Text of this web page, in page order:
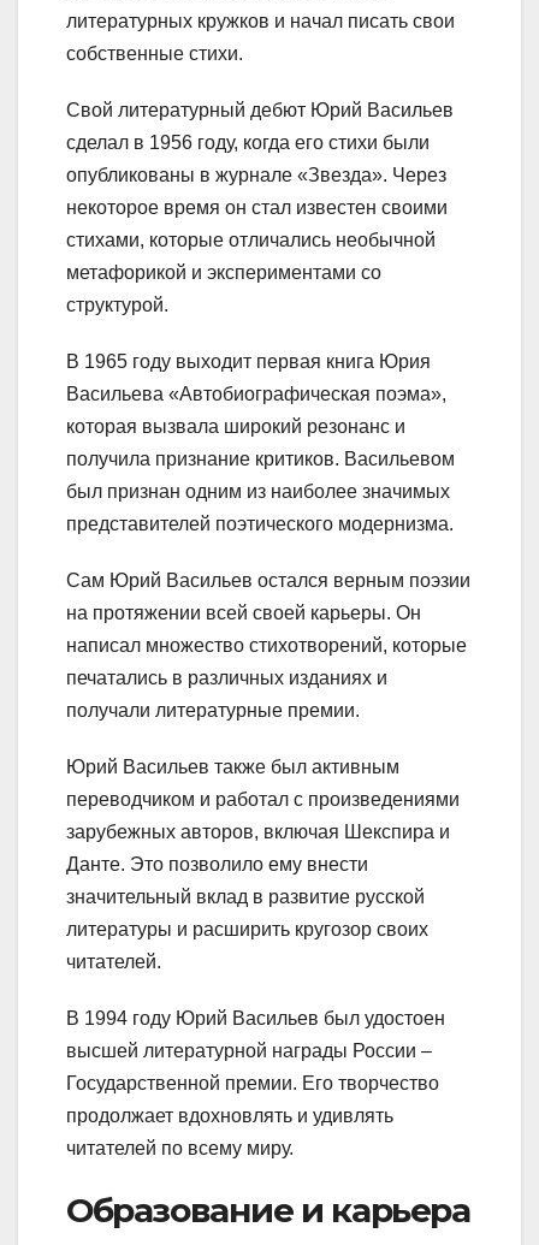
литературных кружков и начал писать свои
собственные стихи.
Свой литературный дебют Юрий Васильев
сделал в 1956 году, когда его стихи были
опубликованы в журнале «Звезда». Через
некоторое время он стал известен своими
стихами, которые отличались необычной
метафорикой и экспериментами со
структурой.
В 1965 году выходит первая книга Юрия
Васильева «Автобиографическая поэма»,
которая вызвала широкий резонанс и
получила признание критиков. Васильевом
был признан одним из наиболее значимых
представителей поэтического модернизма.
Сам Юрий Васильев остался верным поэзии
на протяжении всей своей карьеры. Он
написал множество стихотворений, которые
печатались в различных изданиях и
получали литературные премии.
Юрий Васильев также был активным
переводчиком и работал с произведениями
зарубежных авторов, включая Шекспира и
Данте. Это позволило ему внести
значительный вклад в развитие русской
литературы и расширить кругозор своих
читателей.
В 1994 году Юрий Васильев был удостоен
высшей литературной награды России –
Государственной премии. Его творчество
продолжает вдохновлять и удивлять
читателей по всему миру.
Образование и карьера